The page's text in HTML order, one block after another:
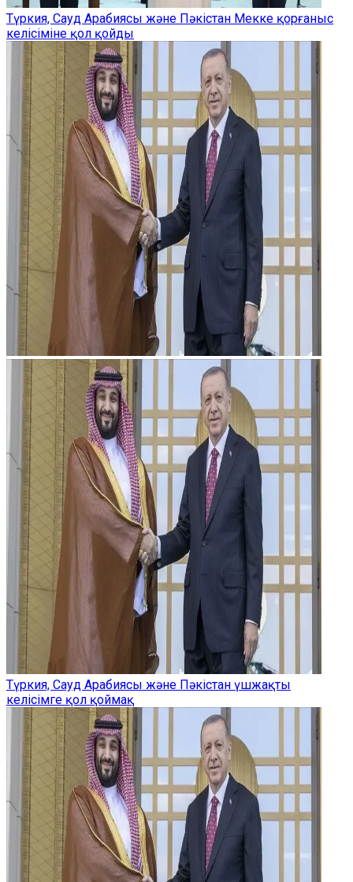
Түркия, Сауд Арабиясы және Пәкістан Мекке қорғаныс
келісіміне қол қойды
Түркия, Сауд Арабиясы және Пәкістан үшжақты
келісімге қол қоймақ